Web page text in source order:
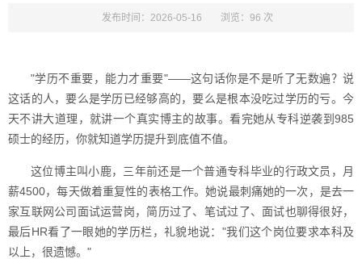
发布时间：2026-05-16 浏览：96 次
"学历不重要，能力才重要"——这句话你是不是听了无数遍？说
这话的人，要么是学历已经够高的，要么是根本没吃过学历的亏。今
天不讲大道理，就讲一个真实博主的故事。看完她从专科逆袭到985
硕士的经历，你就知道学历提升到底值不值。
这位博主叫小鹿，三年前还是一个普通专科毕业的行政文员，月
薪4500，每天做着重复性的表格工作。她说最刺痛她的一次，是去一
家互联网公司面试运营岗，简历过了、笔试过了、面试也聊得很好，
最后HR看了一眼她的学历栏，礼貌地说："我们这个岗位要求本科及
以上，很遗憾。"